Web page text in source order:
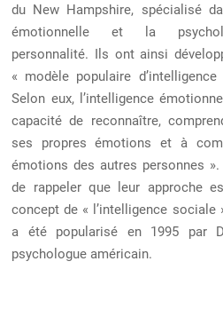
du New Hampshire, spécialisé
émotionnelle et la
personnalité. Ils ont ainsi
« modèle populaire
Selon eux, l’intelligence
capacité de reconnaître,
ses propres émotionset à
émotions des autres personnes ».
de rappeler que leur approche
concept de « l’intelligence sociale
a été popularisé en 1995 par
psychologue américain.